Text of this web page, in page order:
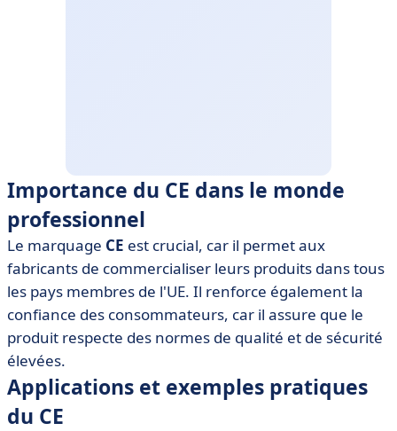
Importance du CE dans le monde
professionnel
Le marquage CE est crucial, car il permet aux
fabricants de commercialiser leurs produits dans tous
les pays membres de l'UE. Il renforce également la
confiance des consommateurs, car il assure que le
produit respecte des normes de qualité et de sécurité
élevées.
Applications et exemples pratiques
du CE